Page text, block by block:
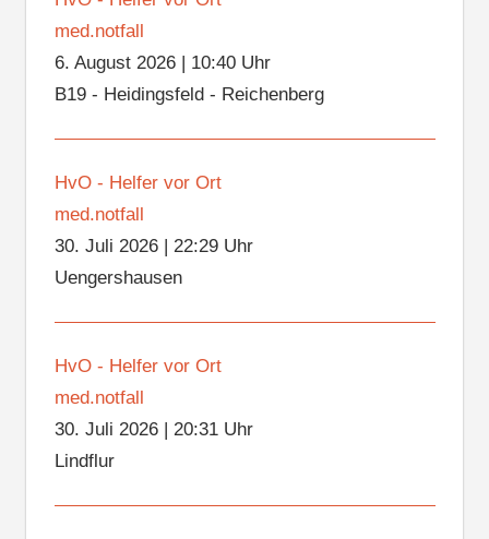
med.notfall
6. August 2026| 10:40 Uhr
B19 - Heidingsfeld - Reichenberg
HvO - Helfer vor Ort
med.notfall
30. Juli 2026| 22:29 Uhr
Uengershausen
HvO - Helfer vor Ort
med.notfall
30. Juli 2026| 20:31 Uhr
Lindflur